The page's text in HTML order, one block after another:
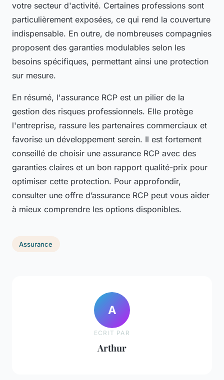
votre secteur d'activité. Certaines professions sont
particulièrement exposées, ce qui rend la couverture
indispensable. En outre, de nombreuses compagnies
proposent des garanties modulables selon les
besoins spécifiques, permettant ainsi une protection
sur mesure.
En résumé, l'assurance RCP est un pilier de la
gestion des risques professionnels. Elle protège
l'entreprise, rassure les partenaires commerciaux et
favorise un développement serein. Il est fortement
conseillé de choisir une assurance RCP avec des
garanties claires et un bon rapport qualité-prix pour
optimiser cette protection. Pour approfondir,
consulter une offre d’assurance RCP peut vous aider
à mieux comprendre les options disponibles.
Assurance
A
ECRIT PAR
Arthur